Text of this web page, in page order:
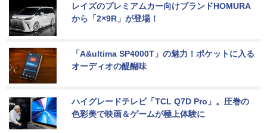
レイズのプレミアムカー向けブランドHOMURA
から「2×9R」が登場！
「A&ultima SP4000T」の魅力！ポケットに入る
オーディオの醍醐味
ハイグレードテレビ「TCL Q7D Pro」。圧巻の
色彩美で映画＆ゲームが極上体験に